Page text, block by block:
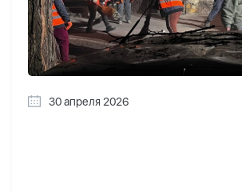
30 апреля 2026